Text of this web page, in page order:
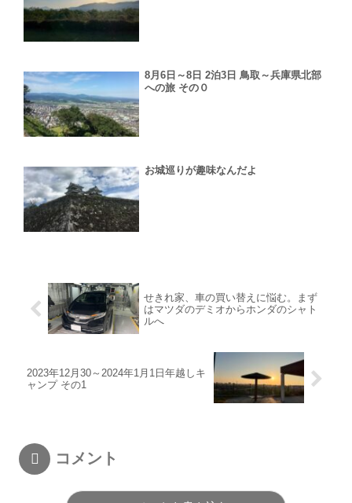
8月6日～8日 2泊3日 鳥取～兵庫県北部
への旅 その０
お城巡りが趣味なんだよ
せきれ家、車の買い替えに悩む。まず
はマツダのデミオからホンダのシャト
ルへ
2023年12月30～2024年1月1日年越しキ
ャンプ その1
コメント